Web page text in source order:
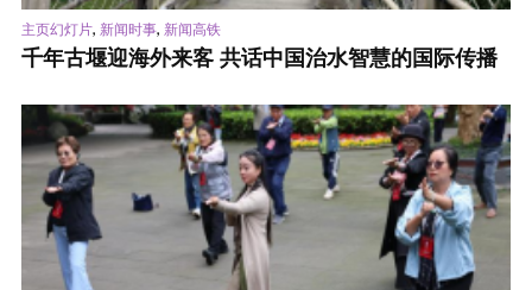
主页幻灯片, 新闻时事, 新闻高铁
千年古堰迎海外来客 共话中国治水智慧的国际传播